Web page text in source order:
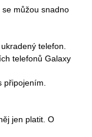
můžou snadno
telefon.
telefonů Galaxy
jen platit. O